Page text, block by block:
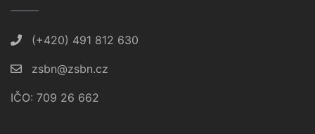
(+420) 491 812 630
zsbn@zsbn.cz
IČO: 709 26 662